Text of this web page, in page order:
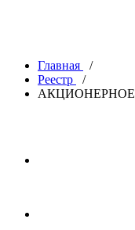
Главная
/
Реестр
/